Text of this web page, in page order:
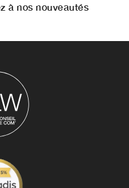
à nos nouveautés